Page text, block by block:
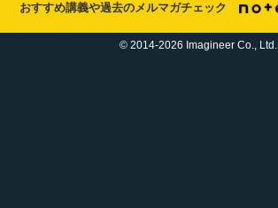
おすすめ講義や過去のメルマガチェック
© 2014-2026 Imagineer Co., Ltd.